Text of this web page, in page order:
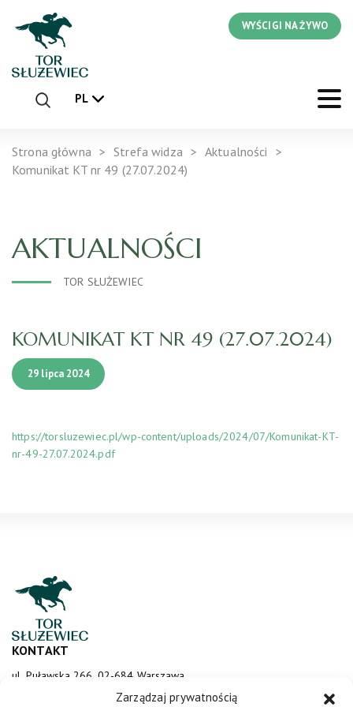
Zarządzaj prywatnością
WYŚCIGI NA ŻYWO
PL
Strona główna Strefa widza
Aktualności
Komunikat KT nr 49 (27.07.2024)
AKTUALNOŚCI
TOR SŁUŻEWIEC
KOMUNIKAT KT NR 49 (27.07.2024)
29 lipca 2024
https://torsluzewiec.pl/wp-content/uploads/2024/07/Komunikat-KT-
nr-49-27.07.2024.pdf
KONTAKT
ul. Puławska 266, 02-684 Warszawa
sluzewiec@totalizator.pl